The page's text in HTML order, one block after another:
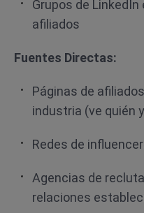
Grupos de
afiliados
Fuentes Directas:
Páginas de
industria (ve quién
Redes de
Agencias de
relaciones